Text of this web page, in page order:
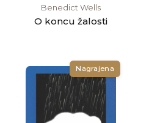
Benedict Wells
O koncu žalosti
Nagrajena